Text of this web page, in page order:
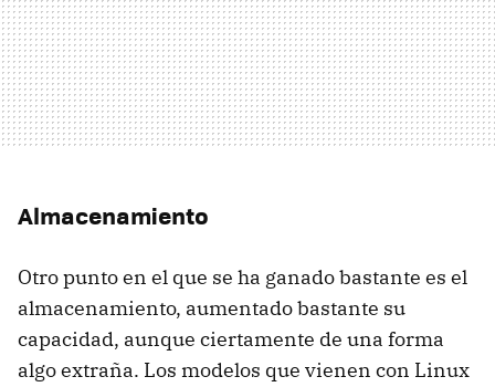
Almacenamiento
Otro punto en el que se ha ganado bastante es el
almacenamiento, aumentado bastante su
capacidad, aunque ciertamente de una forma
algo extraña. Los modelos que vienen con Linux